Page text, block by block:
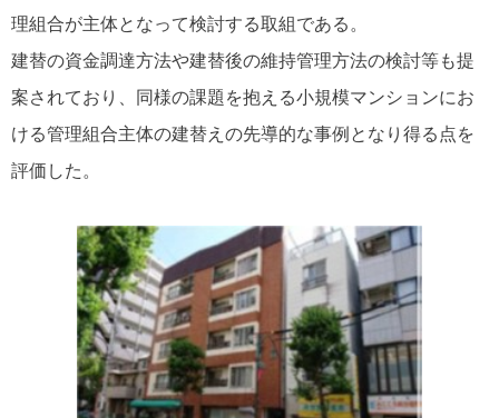
理組合が主体となって検討する取組である。
建替の資金調達方法や建替後の維持管理方法の検討等も提
案されており、同様の課題を抱える小規模マンションにお
ける管理組合主体の建替えの先導的な事例となり得る点を
評価した。